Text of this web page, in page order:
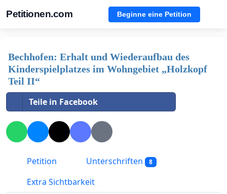
Petitionen.com Beginne eine Petition
Bechhofen: Erhalt und Wiederaufbau des
Kinderspielplatzes im Wohngebiet „Holzkopf
Teil II“
Teile in Facebook
Petition Unterschriften 8
Extra Sichtbarkeit